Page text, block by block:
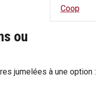
Coop
ou
jumelées à une option :